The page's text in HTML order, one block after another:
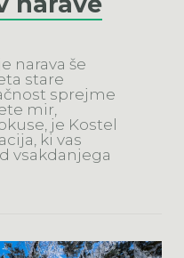
narava še
stare
sprejme
mir,
je Kostel
ki vas
vsakdanjega